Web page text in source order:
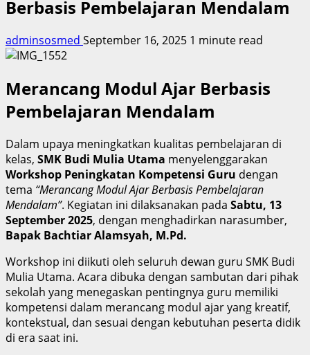
Berbasis Pembelajaran Mendalam
adminsosmed September 16, 2025 1 minute read
Merancang Modul Ajar Berbasis
Pembelajaran Mendalam
Dalam upaya meningkatkan kualitas pembelajaran di
kelas, SMK Budi Mulia Utama menyelenggarakan
Workshop Peningkatan Kompetensi Guru dengan
tema “Merancang Modul Ajar Berbasis Pembelajaran
Mendalam”. Kegiatan ini dilaksanakan pada Sabtu, 13
September 2025, dengan menghadirkan narasumber,
Bapak Bachtiar Alamsyah, M.Pd.
Workshop ini diikuti oleh seluruh dewan guru SMK Budi
Mulia Utama. Acara dibuka dengan sambutan dari pihak
sekolah yang menegaskan pentingnya guru memiliki
kompetensi dalam merancang modul ajar yang kreatif,
kontekstual, dan sesuai dengan kebutuhan peserta didik
di era saat ini.